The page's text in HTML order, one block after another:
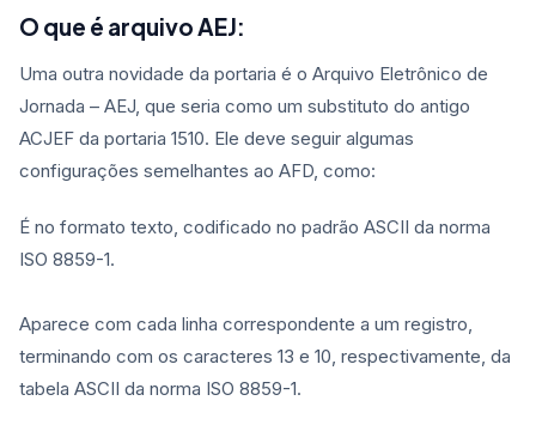
O que é arquivo AEJ:
Uma outra novidade da portaria é o Arquivo Eletrônico de
Jornada – AEJ, que seria como um substituto do antigo
ACJEF da portaria 1510. Ele deve seguir algumas
configurações semelhantes ao AFD, como:
É no formato texto, codificado no padrão ASCII da norma
ISO 8859-1.
Aparece com cada linha correspondente a um registro,
terminando com os caracteres 13 e 10, respectivamente, da
tabela ASCII da norma ISO 8859-1.